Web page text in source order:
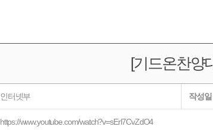
[기드온찬양
인터넷부 작성일
https://www.youtube.com/watch?v=sErI7CvZdO4